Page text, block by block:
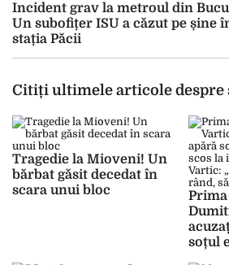
Incident grav la metroul din
Un subofițer ISU a căzut pe șine
stația Păcii
Citiți ultimele articole despre
Tragedie la Mioveni! Un
bărbat găsit decedat în
scara unui bloc
soțul